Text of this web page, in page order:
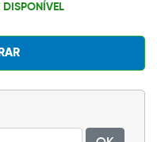
DISPONÍVEL